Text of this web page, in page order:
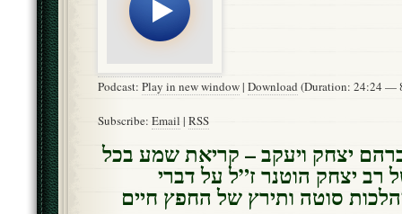
Podcast: Play in new window| Download (Duration: 24:24 —
Subscribe: Email | RSS
יצחק ויעקב – קריאת שמע בכל
רב יצחק הוטנר ז”ל על דברי
סוטה ותירץ של החפץ חיים